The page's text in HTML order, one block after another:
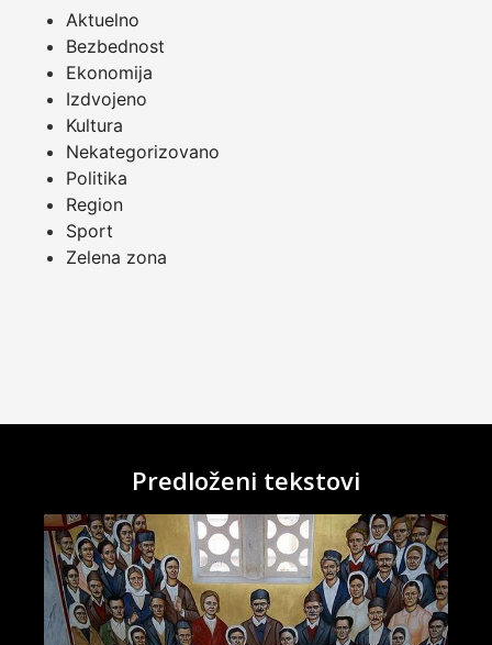
Aktuelno
Bezbednost
Ekonomija
Izdvojeno
Kultura
Nekategorizovano
Politika
Region
Sport
Zelena zona
Predloženi tekstovi